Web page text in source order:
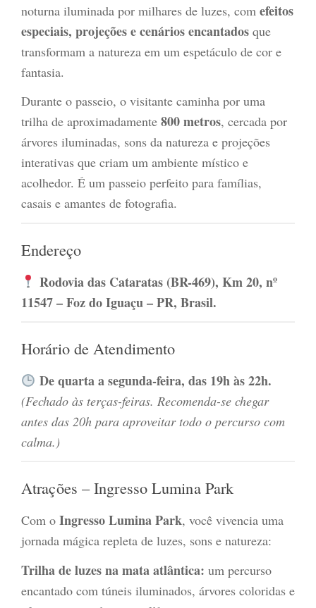
noturna iluminada por milhares de luzes, com efeitos
especiais, projeções e cenários encantados que
transformam a natureza em um espetáculo de cor e
fantasia.
Durante o passeio, o visitante caminha por uma
trilha de aproximadamente 800 metros, cercada por
árvores iluminadas, sons da natureza e projeções
interativas que criam um ambiente místico e
acolhedor. É um passeio perfeito para famílias,
casais e amantes de fotografia.
Endereço
Rodovia das Cataratas (BR-469), Km 20, nº
11547 – Foz do Iguaçu – PR, Brasil.
Horário de Atendimento
De quarta a segunda-feira, das 19h às 22h.
(Fechado às terças-feiras. Recomenda-se chegar
antes das 20h para aproveitar todo o percurso com
calma.)
Atrações – Ingresso Lumina Park
Com o Ingresso Lumina Park, você vivencia uma
jornada mágica repleta de luzes, sons e natureza:
Trilha de luzes na mata atlântica: um percurso
encantado com túneis iluminados, árvores coloridas e